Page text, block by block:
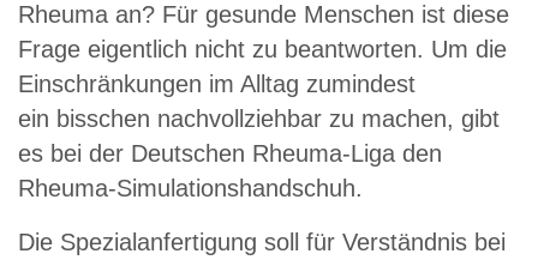
Rheuma an? Für gesunde Menschen ist diese
Frage eigentlich nicht zu beantworten. Um die
Einschränkungen im Alltag zumindest
ein bisschen nachvollziehbar zu machen, gibt
es bei der Deutschen Rheuma-Liga den
Rheuma-Simulationshandschuh.
Die Spezialanfertigung soll für Verständnis bei